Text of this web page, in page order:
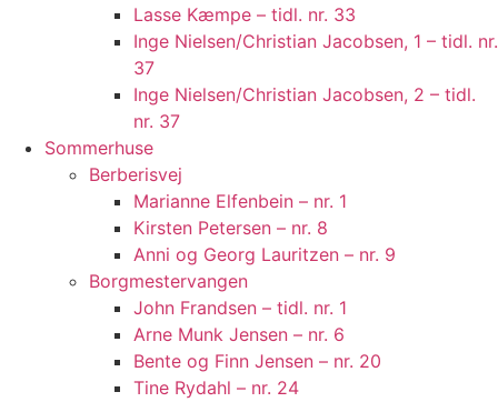
Lasse Kæmpe – tidl. nr. 33
Inge Nielsen/Christian Jacobsen, 1 – tidl. nr.
37
Inge Nielsen/Christian Jacobsen, 2 – tidl.
nr. 37
Sommerhuse
Berberisvej
Marianne Elfenbein – nr. 1
Kirsten Petersen – nr. 8
Anni og Georg Lauritzen – nr. 9
Borgmestervangen
John Frandsen – tidl. nr. 1
Arne Munk Jensen – nr. 6
Bente og Finn Jensen – nr. 20
Tine Rydahl – nr. 24